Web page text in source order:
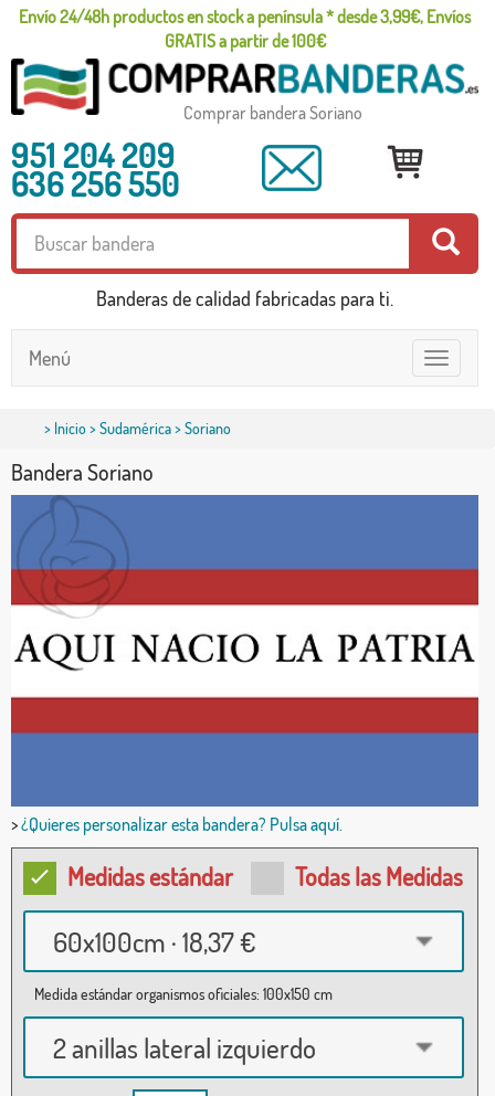
Envío 24/48h productos en stock a península * desde 3,99€, Envíos
GRATIS a partir de 100€
Comprar bandera Soriano
951 204 209
636 256 550
Banderas de calidad fabricadas para ti.
Toggle
navigation
Menú
> Inicio>Sudamérica> Soriano
Bandera Soriano
>¿Quieres personalizar esta bandera? Pulsa aquí.
Medidas estándar Todas las Medidas
60x100cm · 18,37 €
Medida estándar organismos oficiales: 100x150 cm
2 anillas lateral izquierdo